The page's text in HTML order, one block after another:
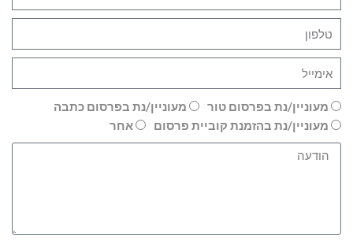
מעוניין/נת בפרסום טור
מעוניין/נת בפרסום כתבה
מעוניין/נת בהזמנת קוביית פרסום
אחר